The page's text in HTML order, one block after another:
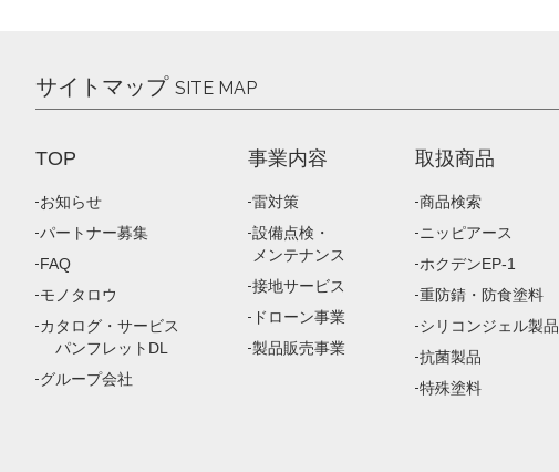
サイトマップ SITE MAP
TOP
お知らせ
パートナー募集
FAQ
モノタロウ
カタログ・サービス
パンフレットDL
グループ会社
事業内容
雷対策
設備点検・
メンテナンス
接地サービス
ドローン事業
製品販売事業
取扱商品
商品検索
ニッピアース
ホクデンEP-1
重防錆・防食塗料
シリコンジェル製品
抗菌製品
特殊塗料